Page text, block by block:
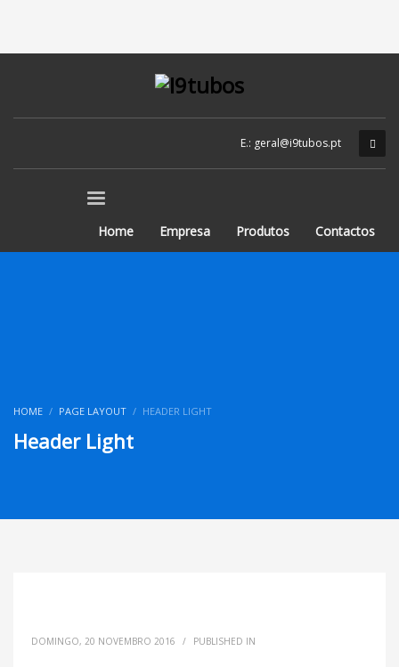
E.: geral@i9tubos.pt
Home Empresa Produtos Contactos
HOME PAGE LAYOUT HEADER LIGHT
Header Light
DOMINGO, 20 NOVEMBRO 2016 / PUBLISHED IN